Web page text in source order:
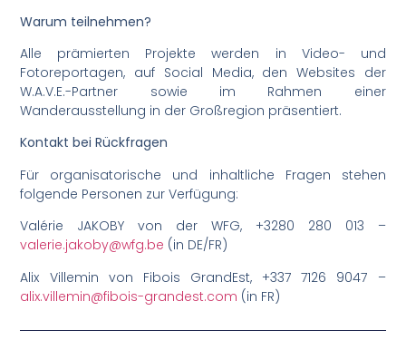
Warum teilnehmen?
Alle prämierten Projekte werden in Video- und
Fotoreportagen, auf Social Media, den Websites der
W.A.V.E.-Partner sowie im Rahmen einer
Wanderausstellung in der Großregion präsentiert.
Kontakt bei Rückfragen
Für organisatorische und inhaltliche Fragen stehen
folgende Personen zur Verfügung:
Valérie JAKOBY von der WFG, +3280 280 013 –
valerie.jakoby@wfg.be (in DE/FR)
Alix Villemin von Fibois GrandEst, +337 7126 9047 –
alix.villemin@fibois-grandest.com (in FR)